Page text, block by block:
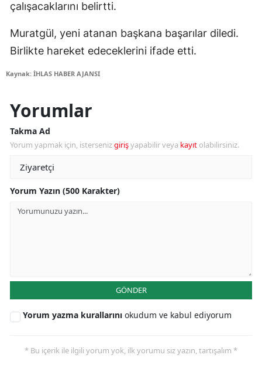
çalışacaklarını belirtti.
Muratgül, yeni atanan başkana başarılar diledi.
Birlikte hareket edeceklerini ifade etti.
Kaynak: İHLAS HABER AJANSI
Yorumlar
Takma Ad
Yorum yapmak için, istersenizgirişyapabilir veya kayıt olabilirsiniz.
Yorum Yazın (500 Karakter)
GÖNDER
Yorum yazma kurallarını okudum ve kabul ediyorum
* Bu içerik ile ilgili yorum yok, ilk yorumu siz yazın, tartışalım *